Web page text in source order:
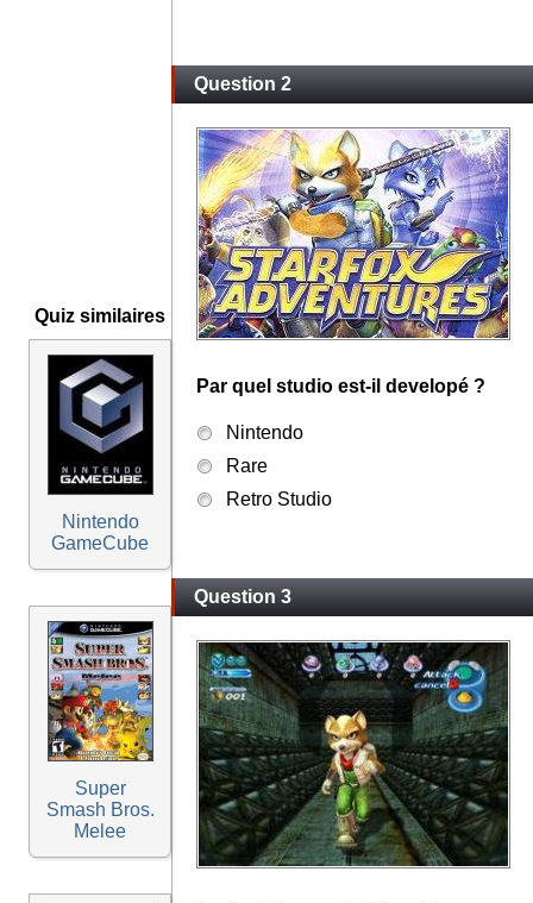
Quiz similaires
Nintendo
GameCube
Super
Smash Bros.
Melee
Question 2
Par quel studio est-il developé ?
Nintendo
Rare
Retro Studio
Question 3